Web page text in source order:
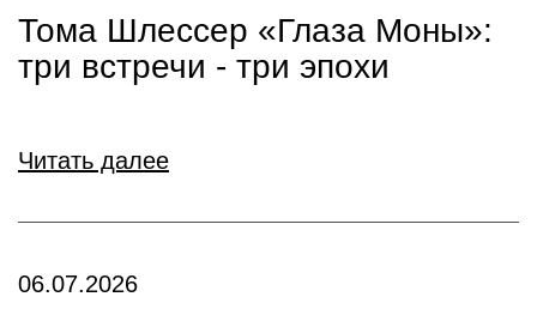
Тома Шлессер «Глаза Моны»:
три встречи - три эпохи
Читать далее
06.07.2026